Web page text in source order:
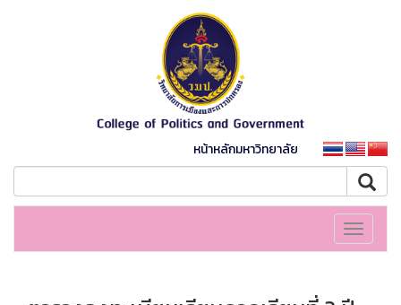
หน้าหลักมหาวิทยาลัย
Toggle